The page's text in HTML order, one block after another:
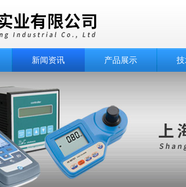
新闻资讯 产品展示